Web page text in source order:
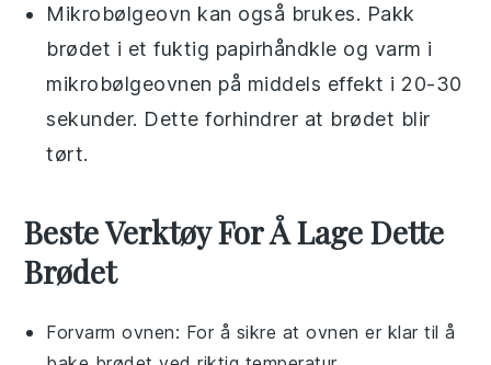
Mikrobølgeovn kan også brukes. Pakk
brødet i et fuktig papirhåndkle og varm i
mikrobølgeovnen på middels effekt i 20-30
sekunder. Dette forhindrer at brødet blir
tørt.
Beste Verktøy For Å Lage Dette
Brødet
Forvarm ovnen: For å sikre at ovnen er klar til å